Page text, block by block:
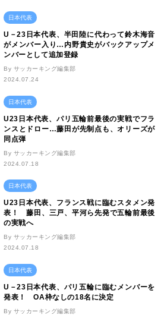
日本代表
U－23日本代表、半田陸に代わって鈴木海音
がメンバー入り…内野貴史がバックアップメ
ンバーとして追加登録
By サッカーキング編集部
2024.07.24
日本代表
U23日本代表、パリ五輪前最後の実戦でフラ
ンスとドロー…藤田が先制点も、オリーズが
同点弾
By サッカーキング編集部
2024.07.18
日本代表
U23日本代表、フランス戦に臨むスタメン発
表！ 藤田、三戸、平河ら先発で五輪前最後
の実戦へ
By サッカーキング編集部
2024.07.18
日本代表
U－23日本代表、パリ五輪に臨むメンバーを
発表！ OA枠なしの18名に決定
By サッカーキング編集部